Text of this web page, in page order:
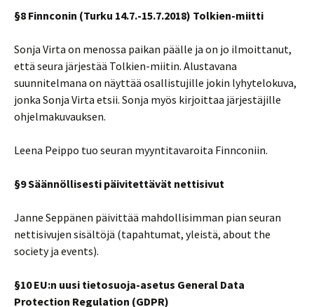
§8 Finnconin (Turku 14.7.-15.7.2018) Tolkien-miitti
Sonja Virta on menossa paikan päälle ja on jo ilmoittanut,
että seura järjestää Tolkien-miitin. Alustavana
suunnitelmana on näyttää osallistujille jokin lyhytelokuva,
jonka Sonja Virta etsii. Sonja myös kirjoittaa järjestäjille
ohjelmakuvauksen.
Leena Peippo tuo seuran myyntitavaroita Finnconiin.
§9 Säännöllisesti päivitettävät nettisivut
Janne Seppänen päivittää mahdollisimman pian seuran
nettisivujen sisältöjä (tapahtumat, yleistä, about the
society ja events).
§10 EU:n uusi tietosuoja-asetus General Data
Protection Regulation (GDPR)